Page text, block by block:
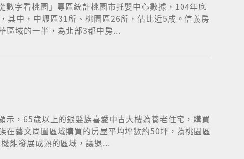
字看桃園」專區統計桃園市托嬰中心數據，104年底
其中，中壢區31所、桃園區26所，佔比近5成。信義房
區域的一半，為北部3都中房...
，65歲以上的銀髮族喜愛中古大樓為養老住宅，購買
藝文周圍區域購買的房屋平均坪數約50坪，為桃園區
能發展成熟的區域，讓退...